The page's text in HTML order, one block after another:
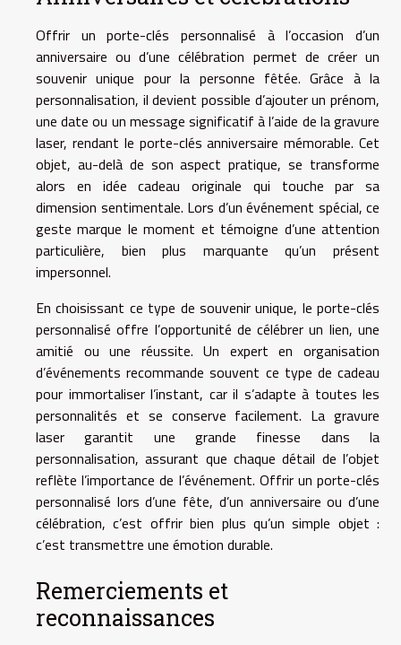
Offrir un porte-clés personnalisé à l’occasion d’un
anniversaire ou d’une célébration permet de créer un
souvenir unique pour la personne fêtée. Grâce à la
personnalisation, il devient possible d’ajouter un prénom,
une date ou un message significatif à l’aide de la gravure
laser, rendant le porte-clés anniversaire mémorable. Cet
objet, au-delà de son aspect pratique, se transforme
alors en idée cadeau originale qui touche par sa
dimension sentimentale. Lors d’un événement spécial, ce
geste marque le moment et témoigne d’une attention
particulière, bien plus marquante qu’un présent
impersonnel.
En choisissant ce type de souvenir unique, le porte-clés
personnalisé offre l’opportunité de célébrer un lien, une
amitié ou une réussite. Un expert en organisation
d’événements recommande souvent ce type de cadeau
pour immortaliser l’instant, car il s’adapte à toutes les
personnalités et se conserve facilement. La gravure
laser garantit une grande finesse dans la
personnalisation, assurant que chaque détail de l’objet
reflète l’importance de l’événement. Offrir un porte-clés
personnalisé lors d’une fête, d’un anniversaire ou d’une
célébration, c’est offrir bien plus qu’un simple objet :
c’est transmettre une émotion durable.
Remerciements et
reconnaissances